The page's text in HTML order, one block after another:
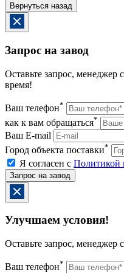
Вернуться назад
Запрос на завод
Оставьте запрос, менеджер
время!
Ваш телефон*
как к вам обращаться*
Ваш E-mail
Город объекта поставки*
Я согласен с Политикой
Улучшаем условия!
Оставьте запрос,
Ваш телефон*